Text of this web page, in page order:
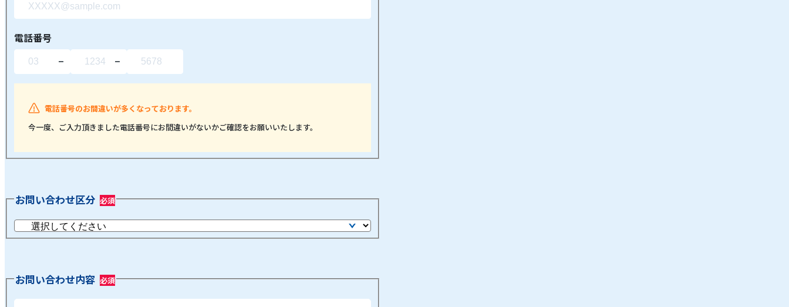
電話番号
電話番号のお間違いが多くなっております。
今一度、ご入力頂きました電話番号にお間違いがないかご確認をお願いいたします。
お問い合わせ区分
お問い合わせ内容